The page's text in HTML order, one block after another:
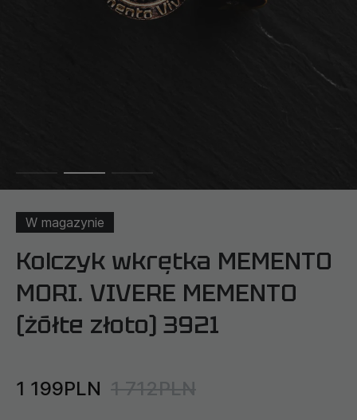
W magazynie
Kolczyk wkrętka MEMENTO
MORI. VIVERE MEMENTO
(żółte złoto) 3921
1 199PLN 1 712PLN